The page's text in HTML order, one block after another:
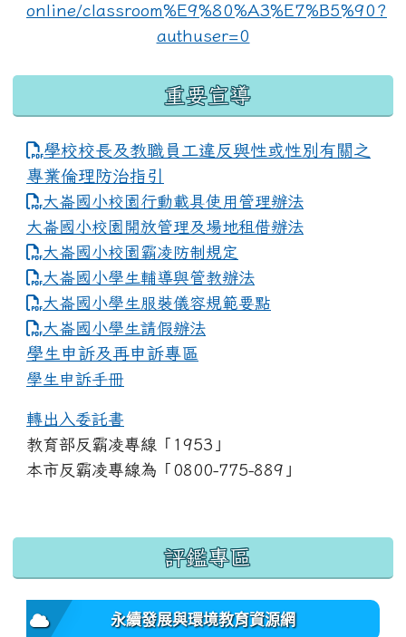
重要宣導
學校校長及教職員工違反與性或性別有關之
專業倫理防治指引
大崙國小校園行動載具使用管理辦法
大崙國小校園開放管理及場地租借辦法
大崙國小校園霸凌防制規定
大崙國小學生輔導與管教辦法
大崙國小學生服裝儀容規範要點
link to https://www.dles.tyc.edu.tw/uploads/
大崙國小學生請假辦法
學生申訴及再申訴專區
學生申訴手冊
轉出入委託書
教育部反霸凌專線「1953」
本市反霸凌專線為「0800-775-889」
:::
評鑑專區
永續發展與環境教育資源網